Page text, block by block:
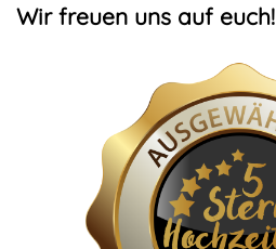
Wir freuen uns auf euch!